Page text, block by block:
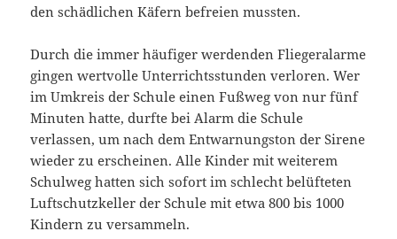
den schädlichen Käfern befreien mussten.
Durch die immer häufiger werdenden Fliegeralarme
gingen wertvolle Unterrichtsstunden verloren. Wer
im Umkreis der Schule einen Fußweg von nur fünf
Minuten hatte, durfte bei Alarm die Schule
verlassen, um nach dem Entwarnungston der Sirene
wieder zu erscheinen. Alle Kinder mit weiterem
Schulweg hatten sich sofort im schlecht belüfteten
Luftschutzkeller der Schule mit etwa 800 bis 1000
Kindern zu versammeln.